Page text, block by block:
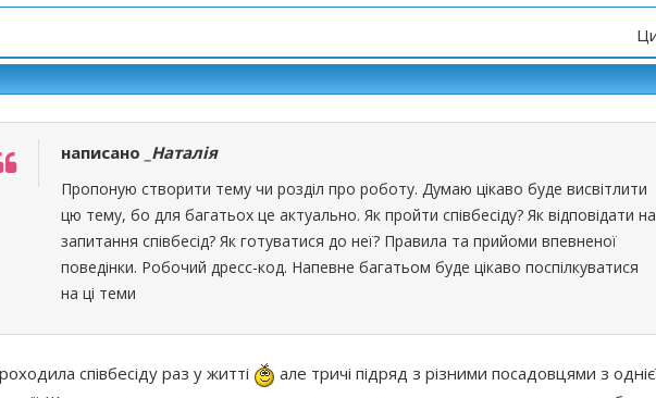
написано _Наталія
Пропоную створити тему чи розділ про роботу. Думаю цікаво буде висвітлити
цю тему, бо для багатьох це актуально. Як пройти співбесіду? Як відповідати на
запитання співбесід? Як готуватися до неї? Правила та прийоми впевненої
поведінки. Робочий дресс-код. Напевне багатьом буде цікаво поспілкуватися
на ці теми
співбесіду раз у житті
але тричі підряд з різними посадовцями з